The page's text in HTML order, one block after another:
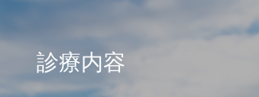
診療内容